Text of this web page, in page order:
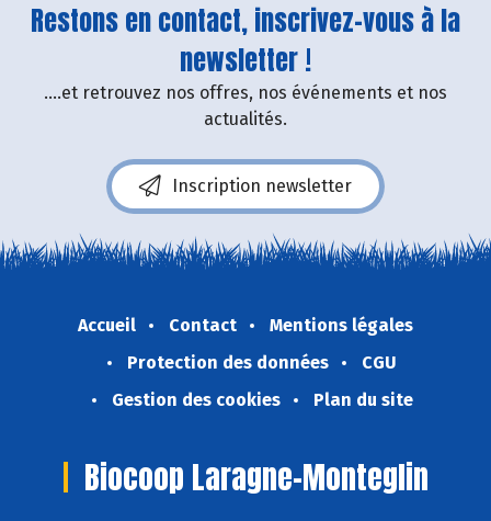
Restons en contact, inscrivez-vous à la
newsletter !
....et retrouvez nos offres, nos événements et nos
actualités.
Inscription newsletter
Accueil Contact
Mentions légales
Protection des données
CGU
Gestion des cookies
Plan du site
Biocoop Laragne-Monteglin